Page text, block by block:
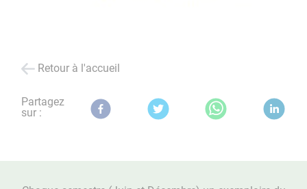
Retour à l'accueil
Partagez
sur :